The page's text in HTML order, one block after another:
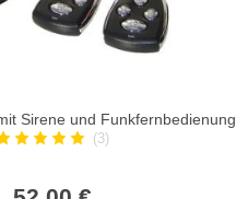
Sirene und Funkfernbedienung
(3)